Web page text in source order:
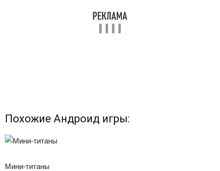
Похожие Андроид игры:
Мини-титаны